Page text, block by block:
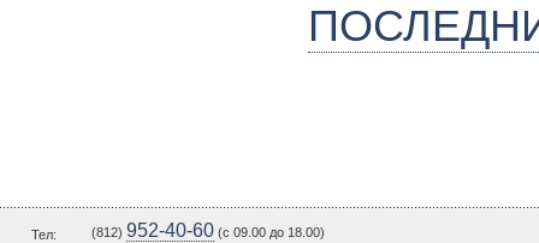
Тел: (812) 952-40-60 (c 09.00 до 18.00)